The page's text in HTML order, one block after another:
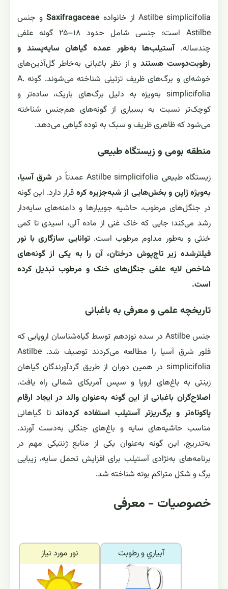
Astilbe simplicifolia از خانواده Saxifragaceae و جنس
Astilbe است؛ جنسی شامل حدود ۱۸–۲۵ گونه علفی
چندساله.آستیلب‌ها به‌طور عمده گیاهان سایه‌پسند و
رطوبت‌دوست هستند و از نظر باغبانی به‌خاطر گل‌آذین‌های
خوشه‌ای و برگ‌های ظریف تزئینی شناخته می‌شوند. گونه A.
simplicifolia به‌ویژه به دلیل برگ‌های باریک، ساده‌تر و
کوچک‌تر نسبت به بسیاری از گونه‌های هم‌جنس شناخته
می‌شود که ظاهری ظریف و سبک به توده گیاهی می‌دهد.
منطقه بومی و زیستگاه طبیعی
زیستگاه طبیعی Astilbe simplicifolia عمدتاً در
شرق آسیا،
به‌ویژه ژاپن و بخش‌هایی از شبه‌جزیره کره قرار دارد. این گونه
در جنگل‌های مرطوب، حاشیه جویبارها و دامنه‌های سایه‌دار
رشد می‌کند؛ جایی که خاک غنی از ماده آلی، اسیدی تا کمی
خنثی و به‌طور مداوم مرطوب است.توانایی سازگاری با نور
فیلترشده زیر تاج‌پوش درختان، آن را به یکی از گونه‌های
شاخص لایه علفی جنگل‌های خنک و مرطوب تبدیل کرده
است.
تاریخچه علمی و معرفی به باغبانی
جنس Astilbe در سده نوزدهم توسط گیاه‌شناسان اروپایی که
فلور شرق آسیا را مطالعه می‌کردند توصیف شد. Astilbe
simplicifolia در همین دوران از طریق گردآورندگان گیاهان
زینتی به باغ‌های اروپا و سپس آمریکای شمالی راه یافت.
اصلاح‌گران باغبانی از این گونه به‌عنوان والد در ایجاد ارقام
پاکوتاه‌تر و برگ‌ریزتر آستیلب استفاده کرده‌اندتا گیاهانی
مناسب حاشیه‌های سایه و باغ‌های جنگلی به‌دست آورند.
به‌تدریج، این گونه به‌عنوان یکی از منابع ژنتیکی مهم در
برنامه‌های به‌نژادی آستیلب برای افزایش تحمل سایه، زیبایی
برگ و شکل متراکم بوته شناخته شد.
خصوصیات - معرفی
نور مورد نياز آبياري و رطوبت